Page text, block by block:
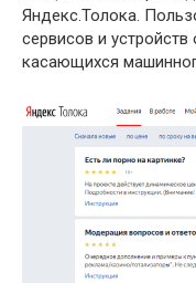
Яндекс.Толока.
сервисов и
касающихся